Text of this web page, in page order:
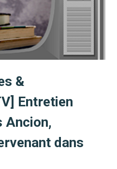
&
Entretien
Ancion,
dans